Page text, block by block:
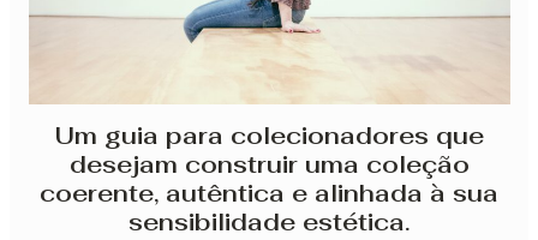
Um guia para colecionadores que
desejam construir uma coleção
coerente, autêntica e alinhada à sua
sensibilidade estética.